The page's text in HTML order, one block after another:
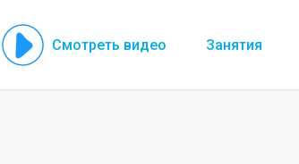
Смотреть видео Занятия